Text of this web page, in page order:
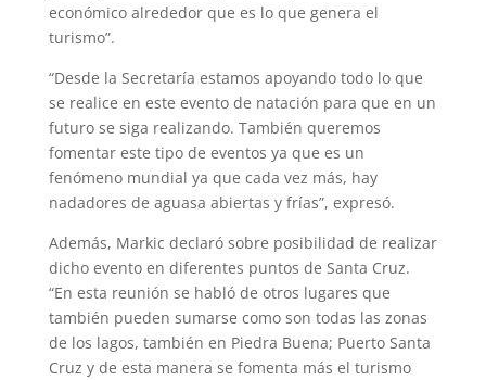
económico alrededor que es lo que genera el
turismo”.
“Desde la Secretaría estamos apoyando todo lo que
se realice en este evento de natación para que en un
futuro se siga realizando. También queremos
fomentar este tipo de eventos ya que es un
fenómeno mundial ya que cada vez más, hay
nadadores de aguasa abiertas y frías”, expresó.
Además, Markic declaró sobre posibilidad de realizar
dicho evento en diferentes puntos de Santa Cruz.
“En esta reunión se habló de otros lugares que
también pueden sumarse como son todas las zonas
de los lagos, también en Piedra Buena; Puerto Santa
Cruz y de esta manera se fomenta más el turismo